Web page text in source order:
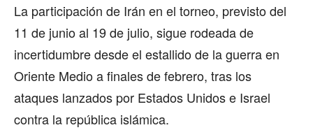
La participación de Irán en el torneo, previsto del
11 de junio al 19 de julio, sigue rodeada de
incertidumbre desde el estallido de la guerra en
Oriente Medio a finales de febrero, tras los
ataques lanzados por Estados Unidos e Israel
contra la república islámica.